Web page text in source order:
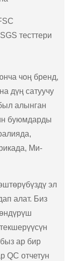
тесттери
чоң бренд,
дүң сатуучу
алынган
буюмдарды
Ми-
эл
алат. Биз
ар бир
QC отчетун